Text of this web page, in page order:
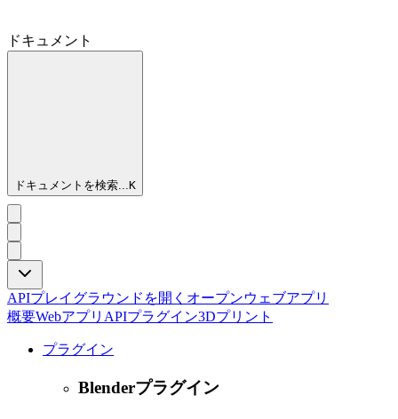
ドキュメント
ドキュメントを検索...K
APIプレイグラウンドを開く オープンウェブアプリ
概要Webアプリ APIプラグイン3Dプリント
プラグイン
Blenderプラグイン